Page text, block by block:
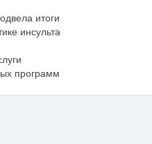
итоги
инсульта
программ